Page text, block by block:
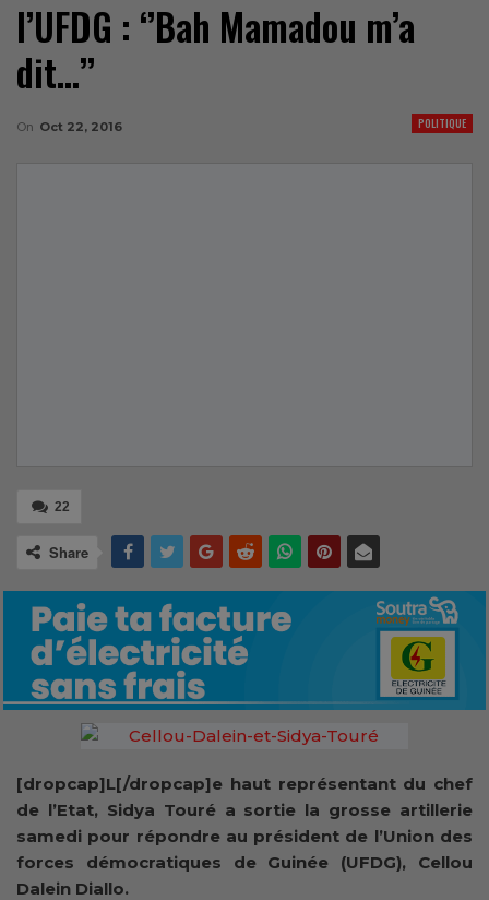
l’UFDG : ‘’Bah Mamadou m’a
dit…’’
POLITIQUE
On Oct 22, 2016
22
Share
[dropcap]L[/dropcap]e haut représentant du chef
de l’Etat, Sidya Touré a sortie la grosse artillerie
samedi pour répondre au président de l’Union des
forces démocratiques de Guinée (UFDG), Cellou
Dalein Diallo.